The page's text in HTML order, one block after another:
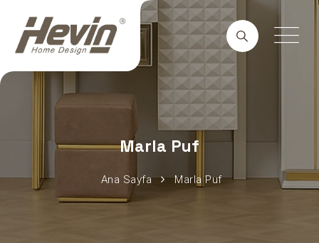
Marla Puf
Ana Sayfa Marla Puf